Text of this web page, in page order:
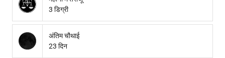
3 डिग्री
अंतिम चौथाई
23 दिन